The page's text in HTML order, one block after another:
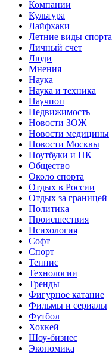
Компании
Культура
Лайфхаки
Летние виды спорта
Личный счет
Люди
Мнения
Наука
Наука и техника
Научпоп
Недвижимость
Новости ЗОЖ
Новости медицины
Новости Москвы
Ноутбуки и ПК
Общество
Около спорта
Отдых в России
Отдых за границей
Политика
Происшествия
Психология
Софт
Спорт
Теннис
Технологии
Тренды
Фигурное катание
Фильмы и сериалы
Футбол
Хоккей
Шоу-бизнес
Экономика